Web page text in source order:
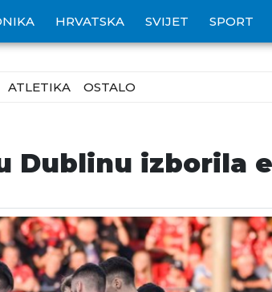
HRVATSKA SVIJET SPORT
ATLETIKA OSTALO
Dublinu izborila